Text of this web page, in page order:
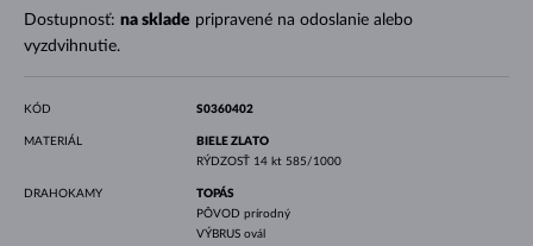
Dostupnosť: na sklade pripravené na odoslanie alebo
vyzdvihnutie.
KÓD S0360402
MATERIÁL
BIELE ZLATO
RÝDZOSŤ 14 kt 585/1000
DRAHOKAMY
TOPÁS
PÔVOD prírodný
VÝBRUS ovál